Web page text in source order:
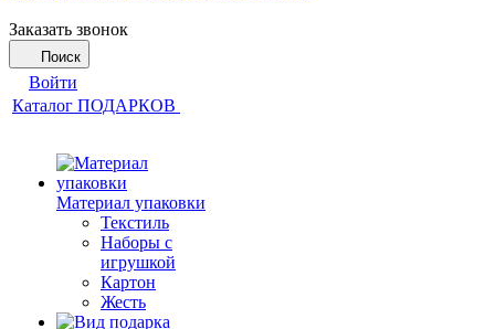
Заказать звонок
Поиск
Войти
Каталог ПОДАРКОВ
Материал упаковки
Текстиль
Наборы с
игрушкой
Картон
Жесть